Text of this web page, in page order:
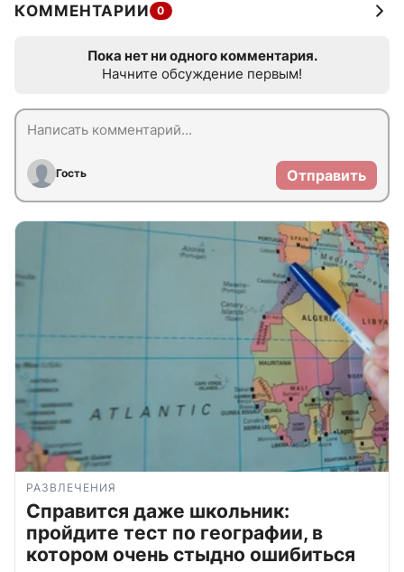
КОММЕНТАРИИ 0
Пока нет ни одного комментария.
Начните обсуждение первым!
Гость Отправить
РАЗВЛЕЧЕНИЯ
Справится даже школьник:
пройдите тест по географии, в
котором очень стыдно ошибиться